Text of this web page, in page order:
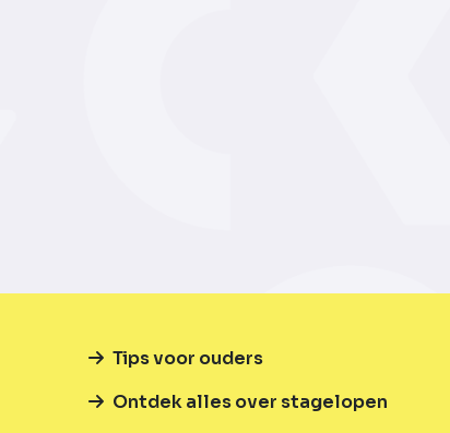
Tips voor ouders
Ontdek alles over stagelopen